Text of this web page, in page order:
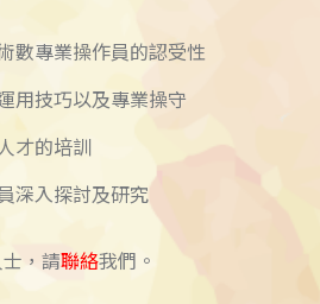
數專業操作員的認受性
用技巧以及專業操守
才的培訓
深入探討及研究
，請聯絡我們。